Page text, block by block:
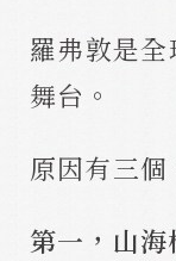
羅弗敦是
舞台。
原因有三個
第一，山海